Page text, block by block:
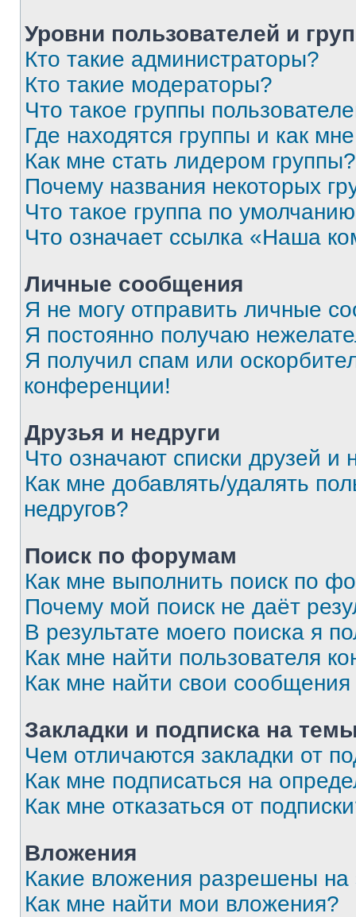
Уровни пользователей и
Кто такие администраторы?
Кто такие модераторы?
Что такое группы
Где находятся группы и как
Как мне стать лидером группы?
Почему названия некоторых
Что такое группа по
Что означает ссылка «Наша
Личные сообщения
Я не могу отправить личные
Я постоянно получаю
Я получил спам или
конференции!
Друзья и недруги
Что означают списки друзей и
Как мне добавлять/удалять
недругов?
Поиск по форумам
Как мне выполнить поиск по
Почему мой поиск не даёт
В результате моего поиска я
Как мне найти пользователя
Как мне найти свои
Закладки и подписка на
Чем отличаются закладки от
Как мне подписаться на
Как мне отказаться от
Вложения
Какие вложения разрешены
Как мне найти мои вложения?